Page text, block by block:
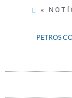
«
PETROS